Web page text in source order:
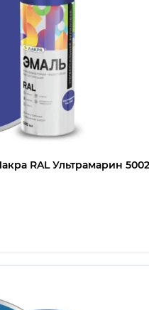
RAL Ультрамарин